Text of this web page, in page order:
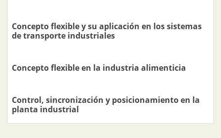
Concepto flexible y su aplicación en los sistemas
de transporte industriales
Concepto flexible en la industria alimenticia
Control, sincronización y posicionamiento en la
planta industrial